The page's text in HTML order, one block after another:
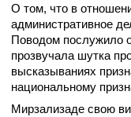
О том, что в
административное
Поводом послужило
прозвучала шутка
высказываниях
национальному
Мирзализаде свою